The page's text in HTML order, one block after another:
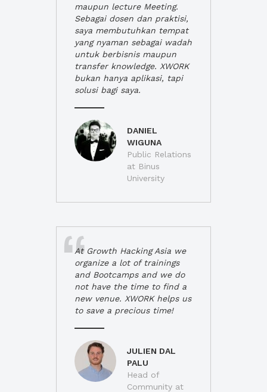
maupun lecture Meeting.
Sebagai dosen dan praktisi,
saya membutuhkan tempat
yang nyaman sebagai wadah
untuk berbisnis maupun
transfer knowledge. XWORK
bukan hanya aplikasi, tapi
solusi bagi saya.
DANIEL
WIGUNA
Public Relations
at Binus
University
At Growth Hacking Asia we
organize a lot of trainings
and Bootcamps and we do
not have the time to find a
new venue. XWORK helps us
to save a precious time!
JULIEN DAL
PALU
Head of
Community at